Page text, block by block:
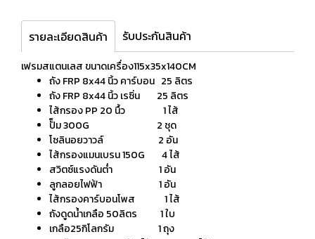
รายละเอียดสินค้า รับประกันสินค้า
เฟรมสแตนเลส ขนาดเครื่อง115x35x140CM
ถัง FRP 8x44 นิ้ว คาร์บอน 25 ลิตร
ถัง FRP 8x44 นิ้ว เรซิ่น 25 ลิตร
ไส้กรอง PP 20 นื้ว 1 ไส้
ปั็ม 300G 2 ชุด
โซลินอยวาวล์ 2 อัน
ไส้กรองแมนเบรน 150G 4 ไส้
สวิตซ์แรงดันต่ำ 1 อัน
ลูกลอยไฟฟ้า 1 อัน
ไส้กรองคาร์บอนโพส 1 ไส้
ถังดูดน้ำเกลือ 50ลิตร 1 ใบ
เกลือ25กิโลกรัม 1 ถุง